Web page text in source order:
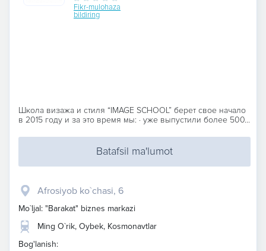
Fikr-mulohaza
bildiring
Школа визажа и стиля “IMAGE SCHOOL” берет свое начало
в 2015 году и за это время мы: · уже выпустили более 500...
Batafsil ma'lumot
Afrosiyob ko`chasi, 6
Mo`ljal: "Barakat" biznes markazi
Ming O`rik, Oybek, Kosmonavtlar
Bog'lanish: